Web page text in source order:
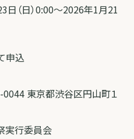
日（日）0:00～2026年1月21
申込
東京都渋谷区円山町１
実行委員会